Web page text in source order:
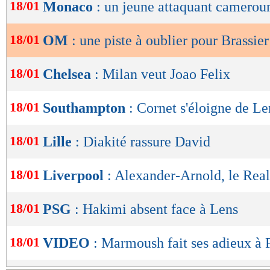
de
OK
18/01 Monaco : un jeune attaquant
18/01 OM : une piste à oublier pour
18/01 Chelsea : Milan veut Joao Felix
18/01 Southampton : Cornet s'éloigne de
18/01 Lille : Diakité rassure David
18/01 Liverpool : Alexander-Arnold, le
18/01 PSG : Hakimi absent face à Lens
18/01 VIDEO : Marmoush fait ses adieux à